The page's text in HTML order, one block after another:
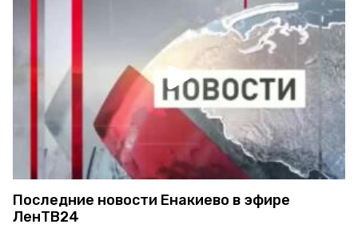
Последние новости Енакиево в эфире
ЛенТВ24